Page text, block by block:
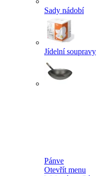
Sady nádobí
Jídelní soupravy
Pánve
Otevřít menu